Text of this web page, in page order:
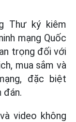
Thư ký kiêm
mạng Quốc
trọng đối với
mua sắm và
đặc biệt
đán.
video không